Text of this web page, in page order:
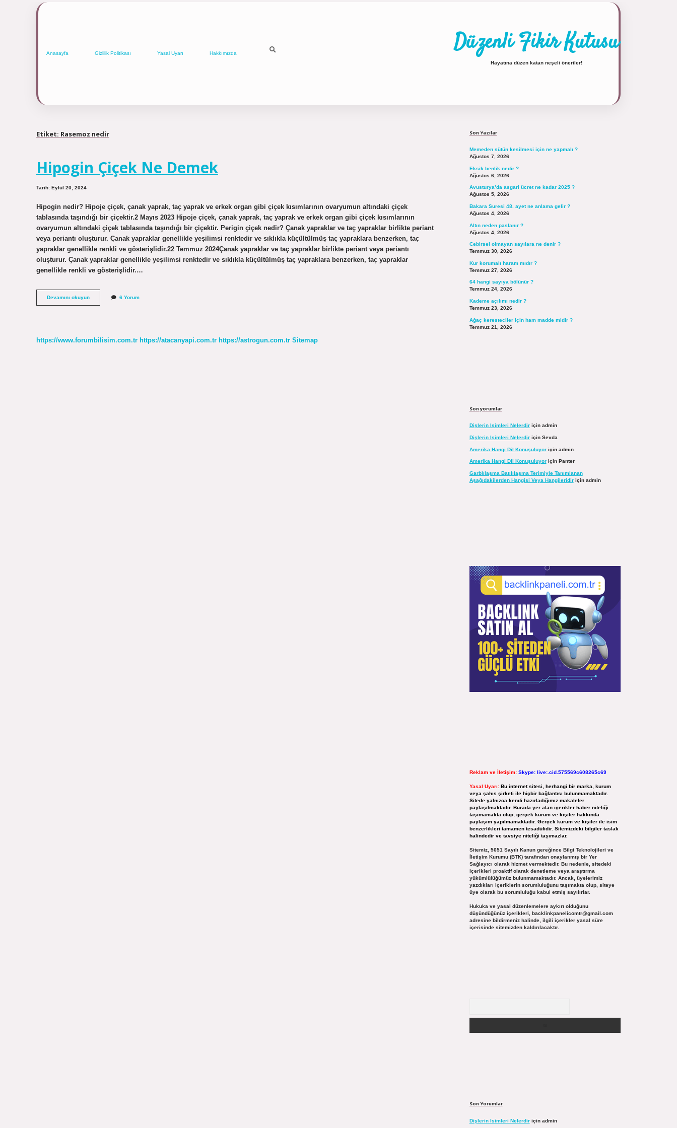
Anasayfa Gizlilik Politikası Yasal Uyarı Hakkımızda Düzenli Fikir Kutusu
Hayatına düzen katan neşeli öneriler!
Etiket: Rasemoz nedir
Hipogin Çiçek Ne Demek
Tarih: Eylül 20, 2024
Hipogin nedir? Hipoje çiçek, çanak yaprak, taç yaprak ve erkek organ gibi çiçek kısımlarının ovaryumun altındaki çiçek
tablasında taşındığı bir çiçektir.2 Mayıs 2023 Hipoje çiçek, çanak yaprak, taç yaprak ve erkek organ gibi çiçek kısımlarının
ovaryumun altındaki çiçek tablasında taşındığı bir çiçektir. Perigin çiçek nedir? Çanak yapraklar ve taç yapraklar birlikte periant
veya periantı oluşturur. Çanak yapraklar genellikle yeşilimsi renktedir ve sıklıkla küçültülmüş taç yapraklara benzerken, taç
yapraklar genellikle renkli ve gösterişlidir.22 Temmuz 2024Çanak yapraklar ve taç yapraklar birlikte periant veya periantı
oluşturur. Çanak yapraklar genellikle yeşilimsi renktedir ve sıklıkla küçültülmüş taç yapraklara benzerken, taç yapraklar
genellikle renkli ve gösterişlidir.…
Devamını okuyunHipogin
Çiçek
6 Yorum
https://www.forumbilisim.com.tr https://atacanyapi.com.tr https://astrogun.com.tr Sitemap
Son Yazılar
Memeden sütün kesilmesi için ne yapmalı ?
Ağustos 7, 2026
Eksik benlik nedir ?
Ağustos 6, 2026
Avusturya’da asgari ücret ne kadar 2025 ?
Ağustos 5, 2026
Bakara Suresi 48. ayet ne anlama gelir ?
Ağustos 4, 2026
Altın neden paslanır ?
Ağustos 4, 2026
Cebirsel olmayan sayılara ne denir ?
Temmuz 30, 2026
Kur korumalı haram mıdır ?
Temmuz 27, 2026
64 hangi sayıya bölünür ?
Temmuz 24, 2026
Kademe açılımı nedir ?
Temmuz 23, 2026
Ağaç keresteciler için ham madde midir ?
Temmuz 21, 2026
Son yorumlar
Dişlerin Isimleri Nelerdiriçin admin
Dişlerin Isimleri Nelerdiriçin Sevda
Amerika Hangi Dil Konuşuluyoriçin admin
Amerika Hangi Dil Konuşuluyoriçin Panter
Garblılaşma Batılılaşma Terimiyle Tanımlanan
Aşağıdakilerden Hangisi Veya Hangileridiriçin admin
Reklam ve İletişim: Skype: live:.cid.575569c608265c69
Yasal Uyarı: Bu internet sitesi, herhangi bir marka, kurum
veya şahıs şirketi ile hiçbir bağlantısı bulunmamaktadır.
Sitede yalnızca kendi hazırladığımız makaleler
paylaşılmaktadır. Burada yer alan içerikler haber niteliği
taşımamakta olup, gerçek kurum ve kişiler hakkında
paylaşım yapılmamaktadır. Gerçek kurum ve kişiler ile isim
benzerlikleri tamamen tesadüfidir. Sitemizdeki bilgiler taslak
halindedir ve tavsiye niteliği taşımazlar.
Sitemiz, 5651 Sayılı Kanun gereğince Bilgi Teknolojileri ve
İletişim Kurumu (BTK) tarafından onaylanmış bir Yer
Sağlayıcı olarak hizmet vermektedir. Bu nedenle, sitedeki
içerikleri proaktif olarak denetleme veya araştırma
yükümlülüğümüz bulunmamaktadır. Ancak, üyelerimiz
yazdıkları içeriklerin sorumluluğunu taşımakta olup, siteye
üye olarak bu sorumluluğu kabul etmiş sayılırlar.
Hukuka ve yasal düzenlemelere aykırı olduğunu
düşündüğünüz içerikleri, backlinkpanelicomtr@gmail.com
adresine bildirmeniz halinde, ilgili içerikler yasal süre
içerisinde sitemizden kaldırılacaktır.
Son Yorumlar
Dişlerin Isimleri Nelerdiriçin admin